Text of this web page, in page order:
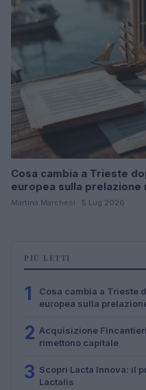
Cosa cambia a Trieste
europea sulla
Martina Marchesi · 5 Lug 2026
PIÙ LETTI
1
Cosa cambia a Trieste
europea sulla
2 Acquisizione
rimettono capitale
3 Scopri Lacta Innova: il
Lactalis